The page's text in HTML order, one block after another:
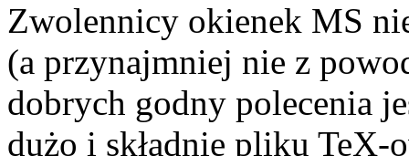
Zwolennicy okienek MS
(a przynajmniej nie z
dobrych godny polecenia
dużo i składnię pliku TeX-